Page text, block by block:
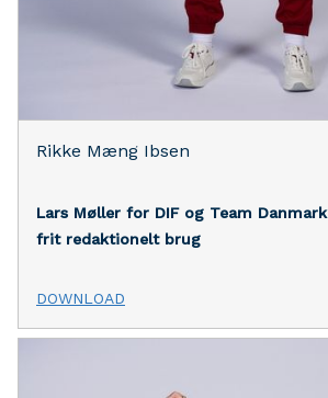
Rikke Mæng Ibsen
Lars Møller for DIF og Team Danmark
frit redaktionelt brug
DOWNLOAD